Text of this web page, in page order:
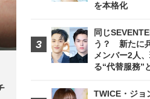
を本格化
同じ
う？ 新たに
メンバー2人
る“代替服務”
TWICE・ジョ